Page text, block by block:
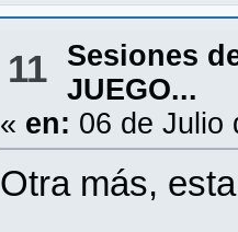
11 Sesiones
JUEGO...
« en: 06 de Julio
Otra más,